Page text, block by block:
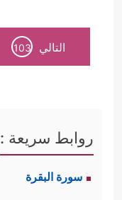
التالي 103
روابط سريعة :
سورة البقرة